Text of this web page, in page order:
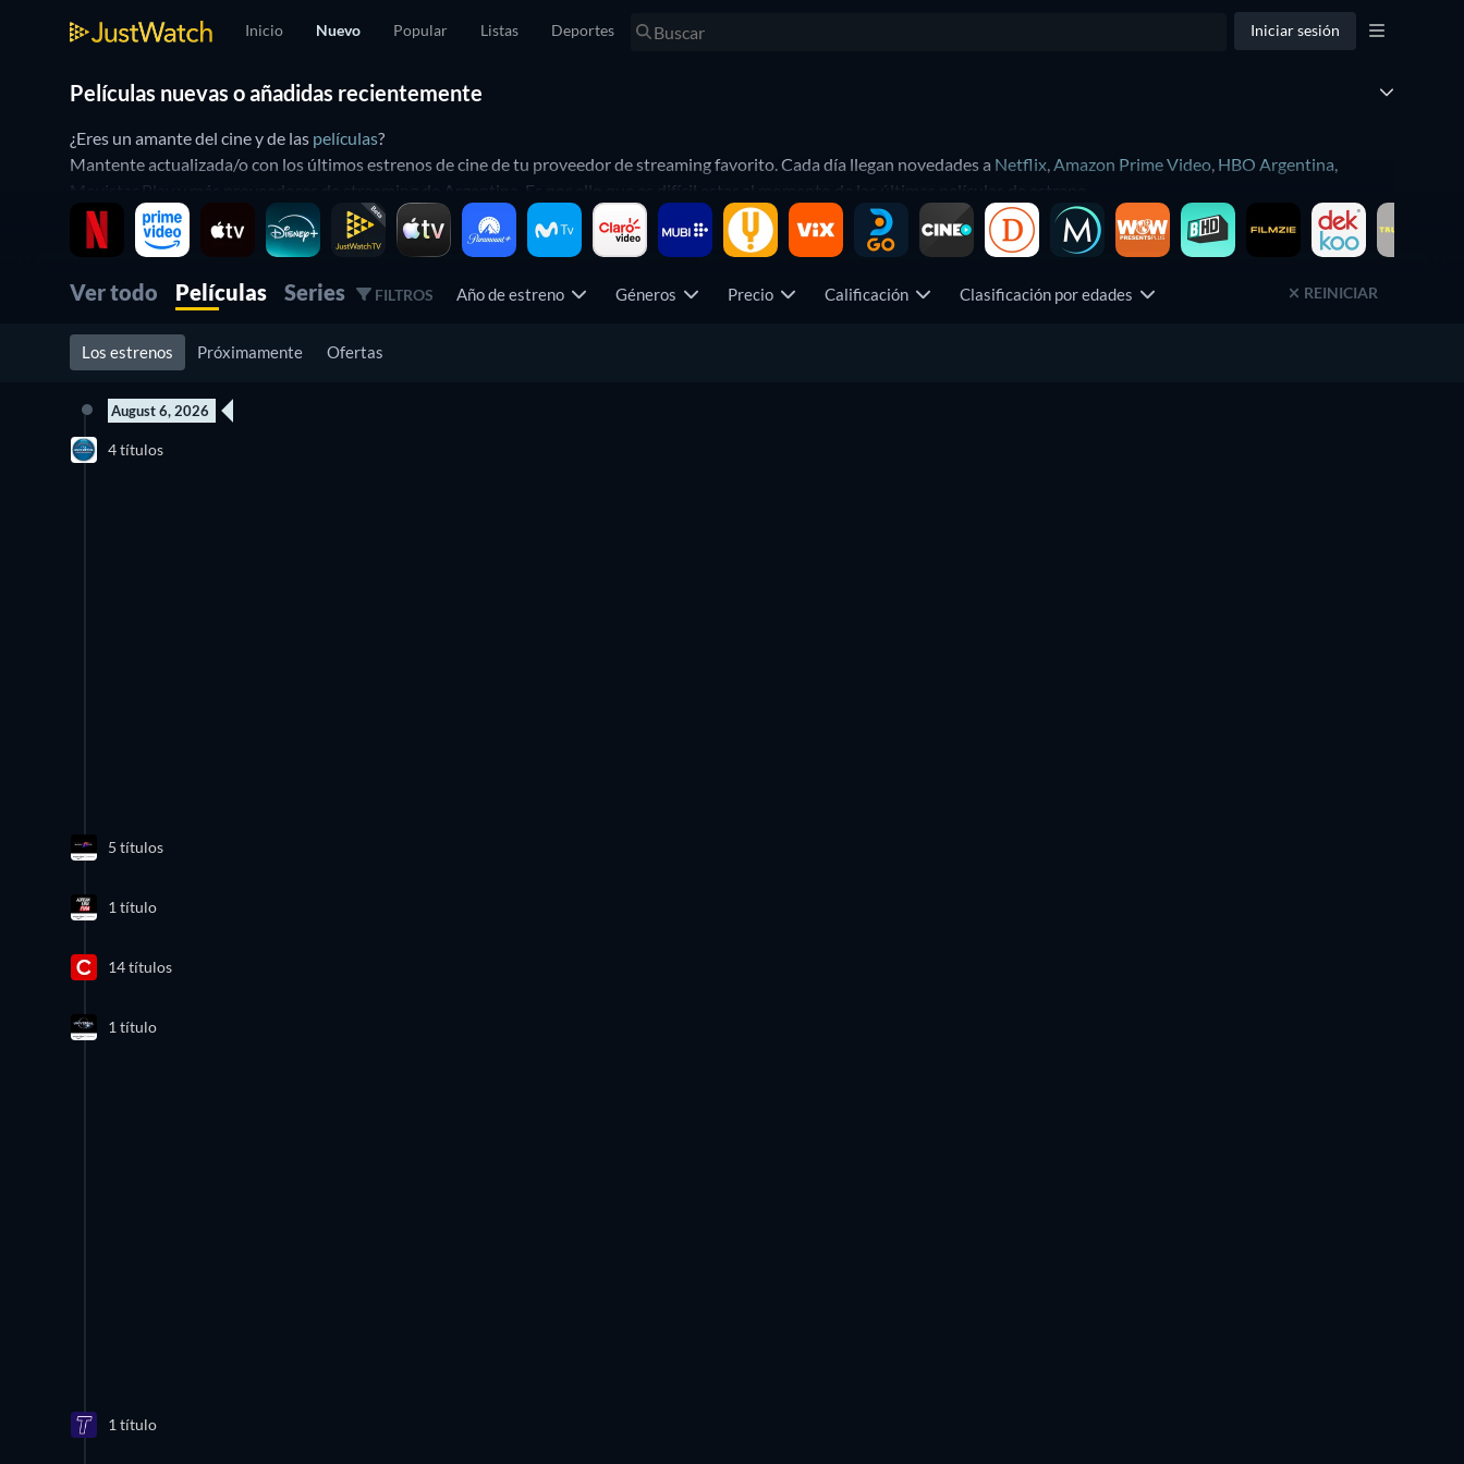
Inicio Nuevo Popular Listas Deportes Iniciar sesión
Películas nuevas o añadidas recientemente
¿Eres un amante del cine y de las películas?
Mantente actualizada/o con los últimos estrenos de cine de tu proveedor de streaming favorito. Cada día llegan novedades a Netflix,Amazon Prime Video, HBO Argentina,
Movistar Play
y más proveedores de streaming de Argentina. Es por ello que es difícil estar al momento de las últimas películas de estreno.
Con la línea de tiempo de novedades de JustWatch (Timeline) no vas a perderte ninguna de las películas nuevas de tu servicio de vídeo online. Solamente, necesitas entrar en la
ver laspelículas nuevas del 2017,películas nuevas del 2018,del 2019y del año que quieras.
Ver todo Películas Series FILTROS Año de estreno Géneros Precio Calificación Clasificación por edades REINICIAR
Los estrenos Próximamente Ofertas
August 6, 2026
4 títulos
5 títulos
1 título
14 títulos
1 título
1 título